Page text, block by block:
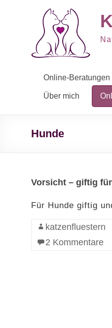
Online-Beratungen
Über mich
Hunde
Vorsicht – giftig
Für Hunde giftig
katzenfluestern
2 Kommentare